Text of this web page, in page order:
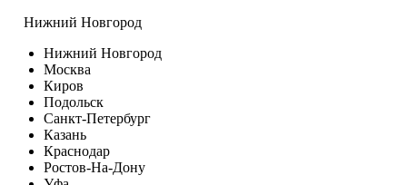
Нижний Новгород
Нижний Новгород
Москва
Киров
Подольск
Санкт-Петербург
Казань
Краснодар
Ростов-На-Дону